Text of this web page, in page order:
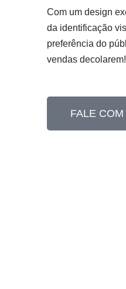
Com um design
da identificação
preferência do
vendas decolarem!
FALE